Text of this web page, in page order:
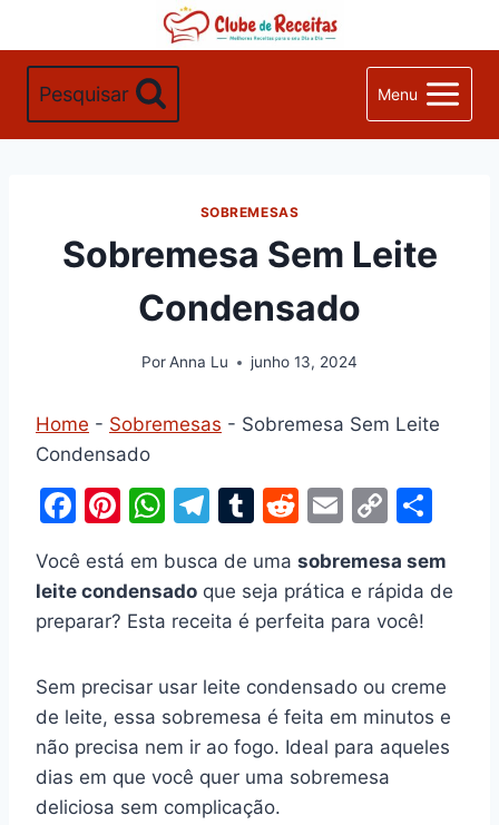
Conteúdo
Pesquisar Menu
SOBREMESAS
Sobremesa Sem Leite
Condensado
PorAnna Lu junho 13, 2024
Home - Sobremesas - Sobremesa Sem Leite
Condensado
F
c
e
o
o
k
Pi
nt
er
e
W
at
s
p
p
T
e
gr
m
T
m
bl
r
R
d
di
E
ai
l
C
p
y
n
k
ar
e
Você está em busca de uma sobremesa sem
leite condensado que seja prática e rápida de
preparar? Esta receita é perfeita para você!
Sem precisar usar leite condensado ou creme
de leite, essa sobremesa é feita em minutos e
não precisa nem ir ao fogo. Ideal para aqueles
dias em que você quer uma sobremesa
deliciosa sem complicação.